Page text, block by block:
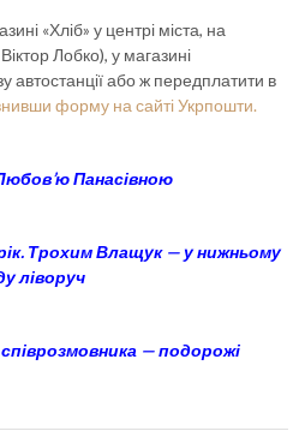
«Хліб» у центрі міста, на
Лобко), у магазині
автостанції або ж передплатити в
форму на сайті Укрпошти.
Панасівною
Трохим Влащук — у нижньому
ліворуч
— подорожі